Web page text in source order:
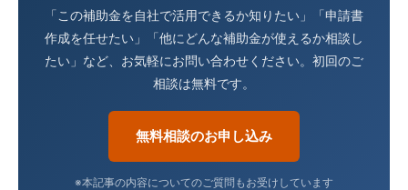
「この補助金を自社で活用できるか知りたい」「申請書
作成を任せたい」「他にどんな補助金が使えるか相談し
たい」など、お気軽にお問い合わせください。初回のご
相談は無料です。
無料相談のお申し込み
※本記事の内容についてのご質問もお受けしています